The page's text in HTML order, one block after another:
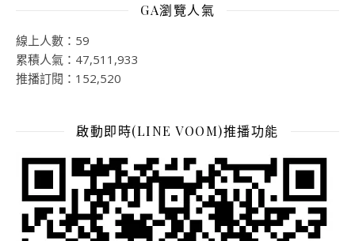
GA瀏覽人氣
線上人數：59
累積人氣：47,511,933
推播訂閱：152,520
啟動即時(LINE VOOM)推播功能